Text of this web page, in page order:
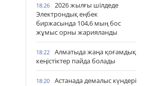
18:26
2026 жылғы шілдеде
Электрондық еңбек
биржасында 104,6 мың бос
жұмыс орны жарияланды
18:22
Алматыда жаңа қоғамдық
кеңістіктер пайда болады
18:20
Астанада демалыс күндері